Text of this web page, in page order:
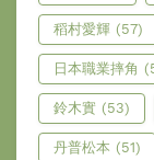
稻村愛輝 (57)
日本職業摔角
鈴木實 (53)
丹普松本 (51)